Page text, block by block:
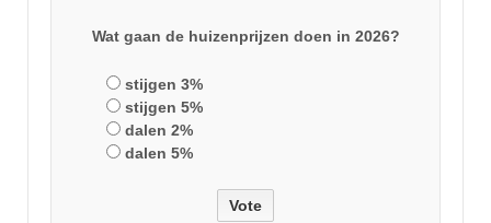
Wat gaan de huizenprijzen doen in 2026?
stijgen 3%
stijgen 5%
dalen 2%
dalen 5%